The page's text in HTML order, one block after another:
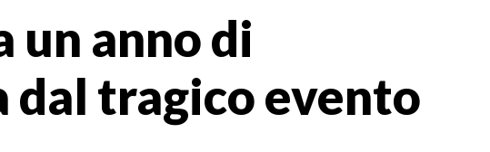
un anno di
dal tragico evento